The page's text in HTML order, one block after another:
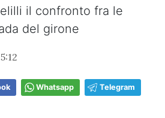
il confronto fra le
del girone
Whatsapp Telegram